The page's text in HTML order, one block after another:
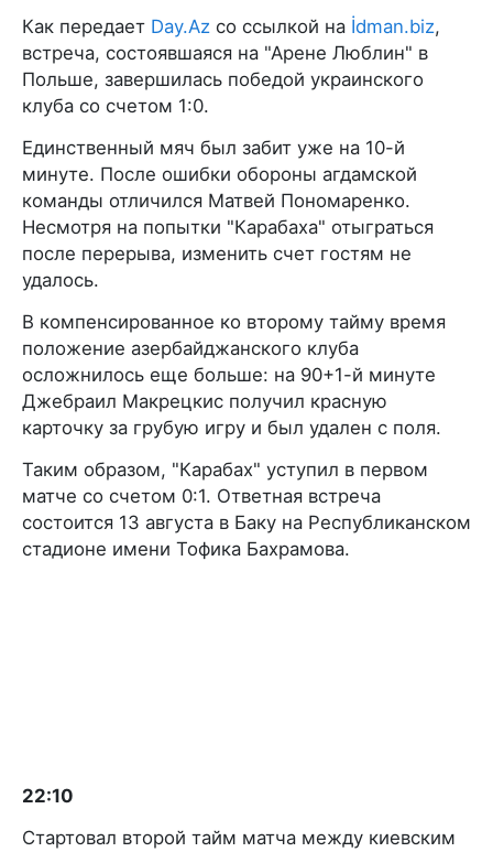
Как передает Day.Az со ссылкой на İdman.biz,
встреча, состоявшаяся на "Арене Люблин" в
Польше, завершилась победой украинского
клуба со счетом 1:0.
Единственный мяч был забит уже на 10-й
минуте. После ошибки обороны агдамской
команды отличился Матвей Пономаренко.
Несмотря на попытки "Карабаха" отыграться
после перерыва, изменить счет гостям не
удалось.
В компенсированное ко второму тайму время
положение азербайджанского клуба
осложнилось еще больше: на 90+1-й минуте
Джебраил Макрецкис получил красную
карточку за грубую игру и был удален с поля.
Таким образом, "Карабах" уступил в первом
матче со счетом 0:1. Ответная встреча
состоится 13 августа в Баку на Республиканском
стадионе имени Тофика Бахрамова.
22:10
Стартовал второй тайм матча между киевским